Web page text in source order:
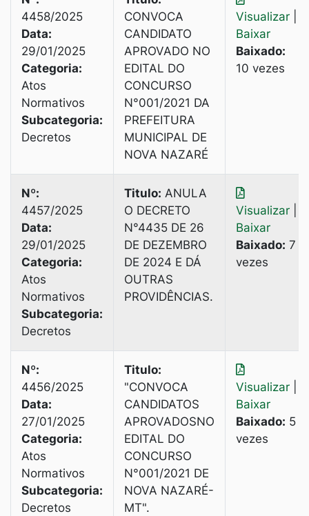
4458/2025
Data:
29/01/2025
Categoria:
Atos
Normativos
Subcategoria:
Decretos
CONVOCA
CANDIDATO
APROVADO NO
EDITAL DO
CONCURSO
N°001/2021 DA
PREFEITURA
MUNICIPAL DE
NOVA NAZARÉ
Visualizar
Baixar
Baixado:
10 vezes
Nº:
4457/2025
Data:
29/01/2025
Categoria:
Atos
Normativos
Subcategoria:
Decretos
Titulo: ANULA
O DECRETO
N°4435 DE 26
DE DEZEMBRO
DE 2024 E DÁ
OUTRAS
PROVIDÊNCIAS.
Visualizar
Baixar
Baixado: 7
vezes
Nº:
4456/2025
Data:
27/01/2025
Categoria:
Atos
Normativos
Subcategoria:
Decretos
Titulo:
"CONVOCA
CANDIDATOS
APROVADOSNO
EDITAL DO
CONCURSO
N°001/2021 DE
NOVA NAZARÉ-
MT".
Visualizar
Baixar
Baixado: 5
vezes